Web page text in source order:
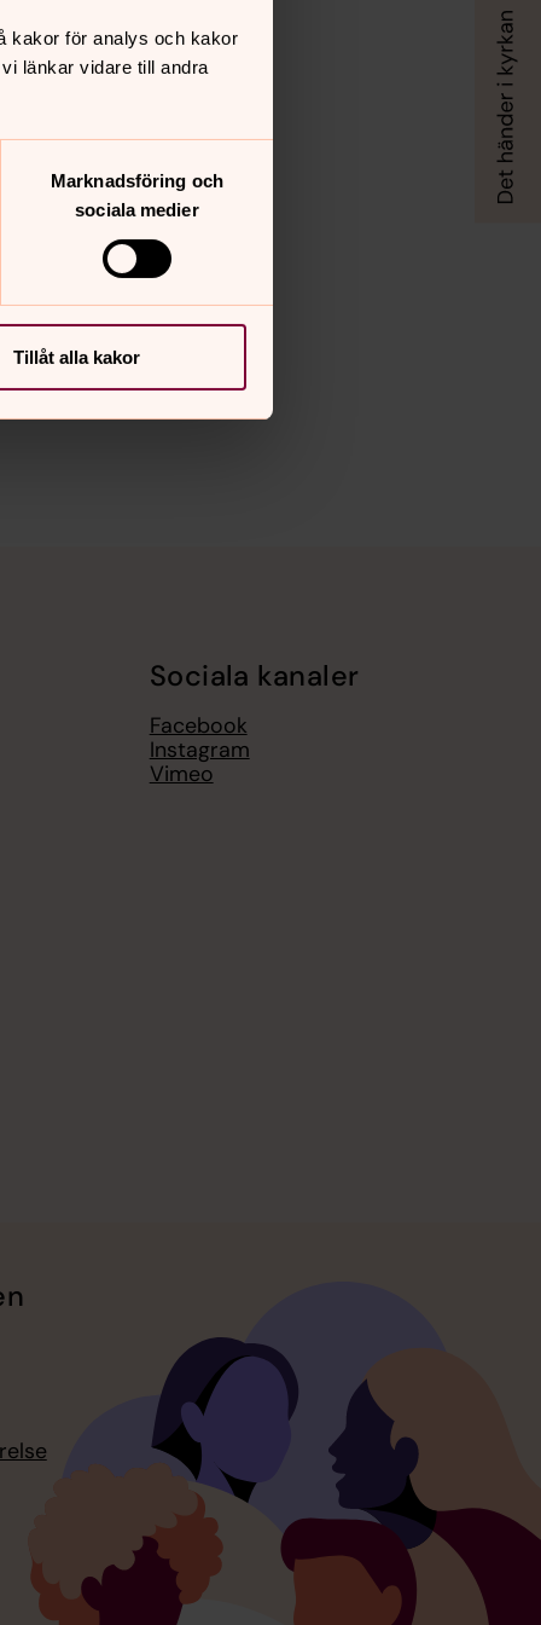
kakor för analys och kakor
länkar vidare till andra
Marknadsföring och
sociala medier
Tillåt alla kakor
Sociala kanaler
Facebook
Instagram
Vimeo